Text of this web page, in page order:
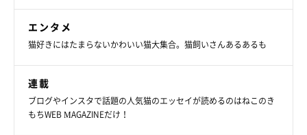
エンタメ
猫好きにはたまらないかわいい猫大集合。猫飼いさんあるあるも
連載
ブログやインスタで話題の人気猫のエッセイが読めるのはねこのき
もちWEB MAGAZINEだけ！